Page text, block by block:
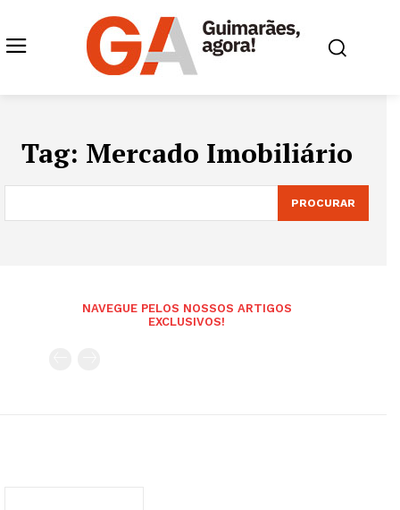
Tag: Mercado Imobiliário
PROCURAR
NAVEGUE PELOS NOSSOS ARTIGOS
EXCLUSIVOS!